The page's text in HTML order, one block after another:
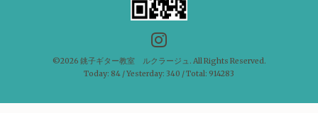
©2026 銚子ギター教室 ルクラージュ . All Rights Reserved.
Today: 84 / Yesterday: 340 / Total: 914283